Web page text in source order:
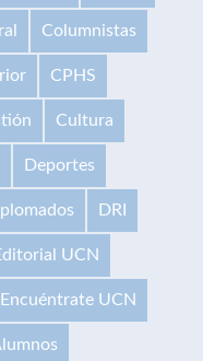
Columnistas
CPHS
Cultura
Deportes
DRI
UCN
Encuéntrate UCN